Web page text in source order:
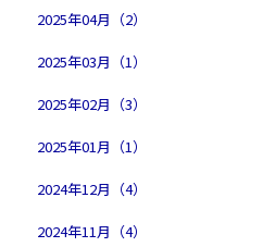
2025年04月（2）
2025年03月（1）
2025年02月（3）
2025年01月（1）
2024年12月（4）
2024年11月（4）